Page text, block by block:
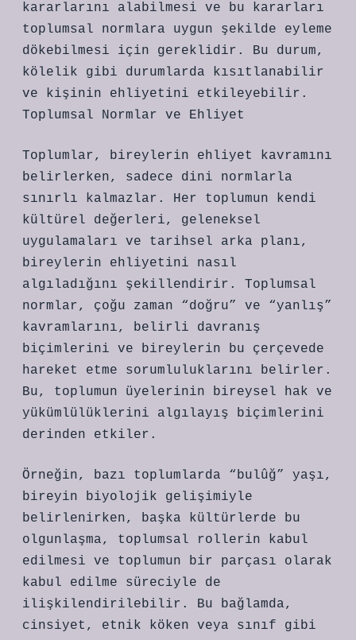
kararlarını alabilmesi ve bu kararları
toplumsal normlara uygun şekilde eyleme
dökebilmesi için gereklidir. Bu durum,
kölelik gibi durumlarda kısıtlanabilir
ve kişinin ehliyetini etkileyebilir.
Toplumsal Normlar ve Ehliyet
Toplumlar, bireylerin ehliyet kavramını
belirlerken, sadece dini normlarla
sınırlı kalmazlar. Her toplumun kendi
kültürel değerleri, geleneksel
uygulamaları ve tarihsel arka planı,
bireylerin ehliyetini nasıl
algıladığını şekillendirir. Toplumsal
normlar, çoğu zaman “doğru” ve “yanlış”
kavramlarını, belirli davranış
biçimlerini ve bireylerin bu çerçevede
hareket etme sorumluluklarını belirler.
Bu, toplumun üyelerinin bireysel hak ve
yükümlülüklerini algılayış biçimlerini
derinden etkiler.
Örneğin, bazı toplumlarda “bulûğ” yaşı,
bireyin biyolojik gelişimiyle
belirlenirken, başka kültürlerde bu
olgunlaşma, toplumsal rollerin kabul
edilmesi ve toplumun bir parçası olarak
kabul edilme süreciyle de
ilişkilendirilebilir. Bu bağlamda,
cinsiyet, etnik köken veya sınıf gibi